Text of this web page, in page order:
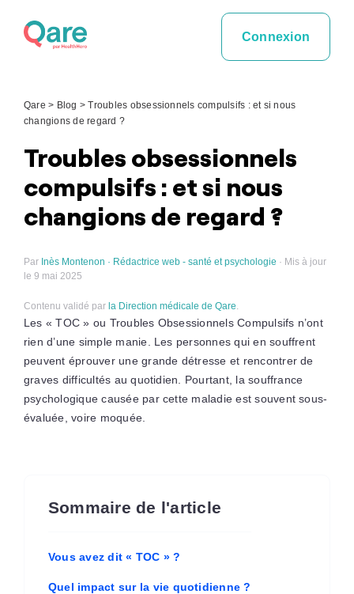
Connexion
Qare > Blog >Troubles obsessionnels compulsifs : et si nous
changions de regard ?
Troubles obsessionnels
compulsifs : et si nous
changions de regard ?
Par Inès Montenon · Rédactrice web - santé et psychologie · Mis à jour
le 9 mai 2025
Contenu validé par la Direction médicale de Qare.
Les « TOC » ou Troubles Obsessionnels Compulsifs n’ont
rien d’une simple manie. Les personnes qui en souffrent
peuvent éprouver une grande détresse et rencontrer de
graves difficultés au quotidien. Pourtant, la souffrance
psychologique causée par cette maladie est souvent sous-
évaluée, voire moquée.
Sommaire de l'article
Vous avez dit « TOC » ?
Quel impact sur la vie quotidienne ?